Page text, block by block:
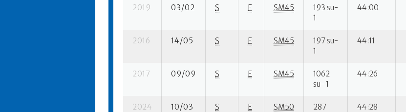
2019 03/02 S E SM45
193 su-
1
44:00
2016 14/05 S E SM45
197 su-
1
44:11
2017 09/09 S E SM45
1062
su- 1
44:26
2024 10/03 S E SM50
287
44:28